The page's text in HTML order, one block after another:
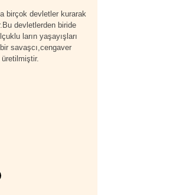
birçok devletler kurarak
devletlerden biride
ların yaşayışları
savaşcı,cengaver